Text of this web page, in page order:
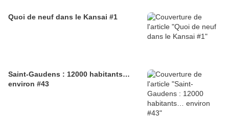
Quoi de neuf dans le Kansai #1
Saint-Gaudens : 12000 habitants…
environ #43